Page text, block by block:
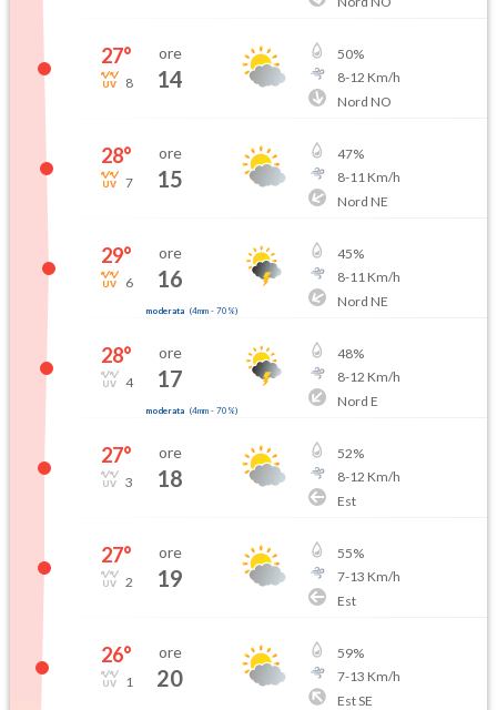
27°
8
ore
14
50%
8-12 Km/h
Nord NO
28°
7
ore
15
47%
8-11Km/h
Nord NE
29°
6
ore
16
moderata (4mm- 70 %)
45%
8-11Km/h
Nord NE
28°
4
ore
17
moderata (4mm- 70 %)
48%
8-12 Km/h
Nord E
27°
3
ore
18
52%
8-12 Km/h
Est
27°
2
ore
19
55%
7-13 Km/h
Est
26°
1
ore
20
59%
7-13 Km/h
Est SE